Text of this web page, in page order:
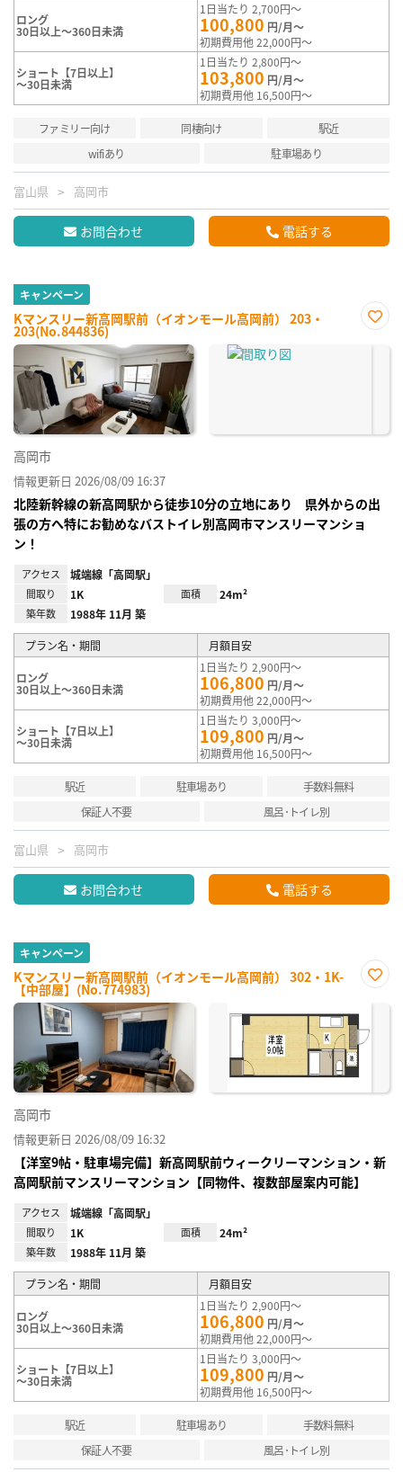
ロング
30日以上～360日未満
1日当たり 2,700円～
100,800 円/月～
初期費用他 22,000円～
ショート【7日以上】
～30日未満
1日当たり 2,800円～
103,800 円/月～
初期費用他 16,500円～
ファミリー向け 同棲向け
駅近
wifiあり
駐車場あり
富山県 高岡市
お問合わせ 電話する
キャンペーン
Kマンスリー新高岡駅前（イオンモール高岡前） 203・
203(No.844836)
に入
高岡市
情報更新日 2026/08/09 16:37
北陸新幹線の新高岡駅から徒歩10分の立地にあり 県外からの出
張の方へ特にお勧めなバストイレ別高岡市マンスリーマンショ
ン！
アクセス 城端線「高岡駅」
間取り 1K 面積 24m²
築年数 1988年 11月 築
プラン名・期間 月額目安
ロング
30日以上～360日未満
1日当たり 2,900円～
106,800 円/月～
初期費用他 22,000円～
ショート【7日以上】
～30日未満
1日当たり 3,000円～
109,800 円/月～
初期費用他 16,500円～
駅近 駐車場あり
手数料無料
保証人不要
風呂･トイレ別
富山県 高岡市
お問合わせ 電話する
キャンペーン
Kマンスリー新高岡駅前（イオンモール高岡前） 302・1K-
【中部屋】(No.774983)
に入
録
高岡市
情報更新日 2026/08/09 16:32
【洋室9帖・駐車場完備】新高岡駅前ウィークリーマンション・新
高岡駅前マンスリーマンション【同物件、複数部屋案内可能】
アクセス 城端線「高岡駅」
間取り 1K 面積 24m²
築年数 1988年 11月 築
プラン名・期間 月額目安
ロング
30日以上～360日未満
1日当たり 2,900円～
106,800 円/月～
初期費用他 22,000円～
ショート【7日以上】
～30日未満
1日当たり 3,000円～
109,800 円/月～
初期費用他 16,500円～
駅近 駐車場あり
手数料無料
保証人不要
風呂･トイレ別